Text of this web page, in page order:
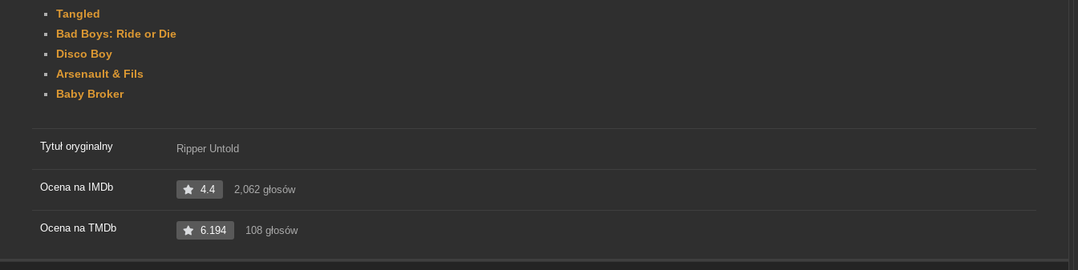
Tangled
Bad Boys: Ride or Die
Disco Boy
Arsenault & Fils
Baby Broker
Tytuł oryginalny Ripper Untold
Ocena na IMDb 4.4 2,062 głosów
Ocena na TMDb 6.194 108 głosów